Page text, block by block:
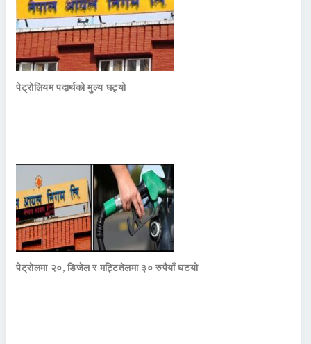
पेट्रोलियम पदार्थको मुल्य घट्यो
पेट्रोलमा २०, डिजेल र मट्टितेलमा ३० रुपैयाँ घटयो